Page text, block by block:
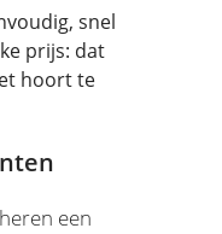
snel
prijs: dat
hoort te
een